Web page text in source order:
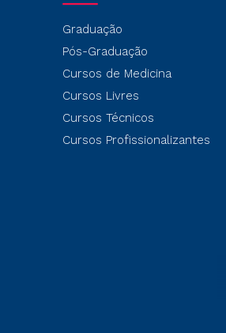
Graduação
Pós-Graduação
Cursos de Medicina
Cursos Livres
Cursos Técnicos
Cursos Profissionalizantes